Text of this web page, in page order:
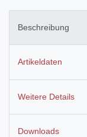
Beschreibung
Artikeldaten
Weitere Details
Downloads